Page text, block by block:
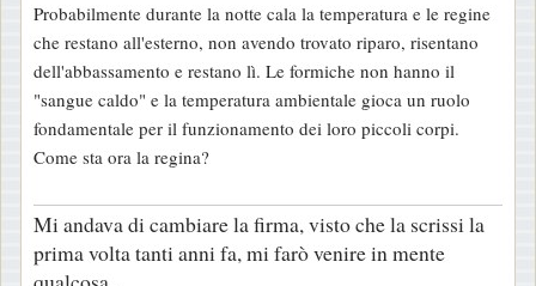
s
s
a
g
g
i
Probabilmente durante la notte cala la temperatura e le regine
che restano all'esterno, non avendo trovato riparo, risentano
dell'abbassamento e restano lì. Le formiche non hanno il
"sangue caldo" e la temperatura ambientale gioca un ruolo
fondamentale per il funzionamento dei loro piccoli corpi.
Come sta ora la regina?
Mi andava di cambiare la firma, visto che la scrissi la
prima volta tanti anni fa, mi farò venire in mente